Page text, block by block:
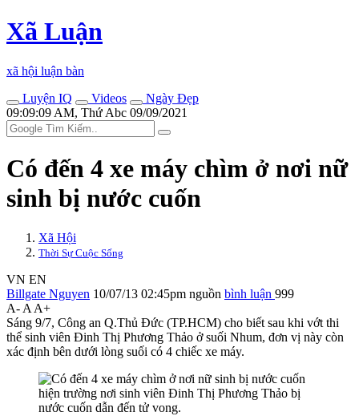
Xã Luận
xã hội luận bàn
Luyện IQ
Videos
Ngày Đẹp
09:09:09 AM, Thứ Abc 09/09/2021
Có đến 4 xe máy chìm ở nơi nữ
sinh bị nước cuốn
Xã Hội
Thời Sự Cuộc Sống
VN EN
Billgate Nguyen 10/07/13 02:45pm nguồn bình luận 999
A- A A+
Sáng 9/7, Công an Q.Thủ Đức (TP.HCM) cho biết sau khi vớt th‌i
th‌ể sinh viên Đinh Thị Phương Thảo ở suối Nhum, đơn vị này còn
xác định bên dưới lòng suối có 4 chiếc xe máy.
hiện trường nơi sinh viên Đinh Thị Phương Thảo bị
nước cuốn dẫn đến t‌ử von‌g.